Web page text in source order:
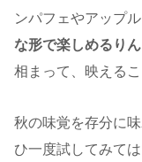
ンパフェやアップ
な形で楽しめるり
相まって、映える
秋の味覚を存分に
ひ一度試してみて